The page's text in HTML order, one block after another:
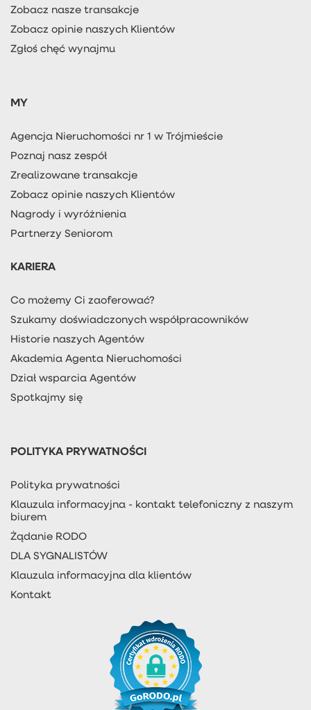
Zobacz nasze transakcje
Zobacz opinie naszych Klientów
Zgłoś chęć wynajmu
MY
Agencja Nieruchomości nr 1 w Trójmieście
Poznaj nasz zespół
Zrealizowane transakcje
Zobacz opinie naszych Klientów
Nagrody i wyróżnienia
Partnerzy Seniorom
KARIERA
Co możemy Ci zaoferować?
Szukamy doświadczonych współpracowników
Historie naszych Agentów
Akademia Agenta Nieruchomości
Dział wsparcia Agentów
Spotkajmy się
POLITYKA PRYWATNOŚCI
Polityka prywatności
Klauzula informacyjna - kontakt telefoniczny z naszym
biurem
Żądanie RODO
DLA SYGNALISTÓW
Klauzula informacyjna dla klientów
Kontakt